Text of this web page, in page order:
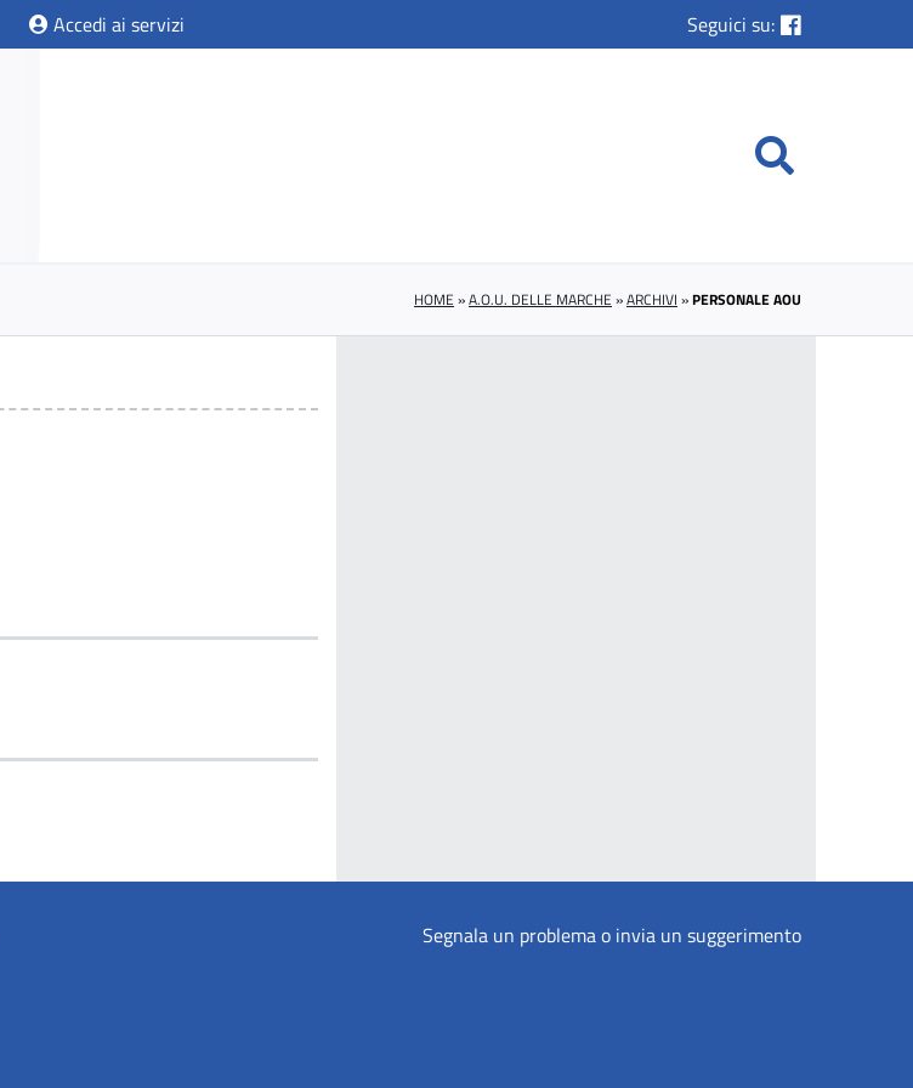
Accedi ai servizi Seguici su:
HOME »A.O.U. DELLE MARCHE »ARCHIVI »PERSONALE AOU
Segnala un problema o invia un suggerimento